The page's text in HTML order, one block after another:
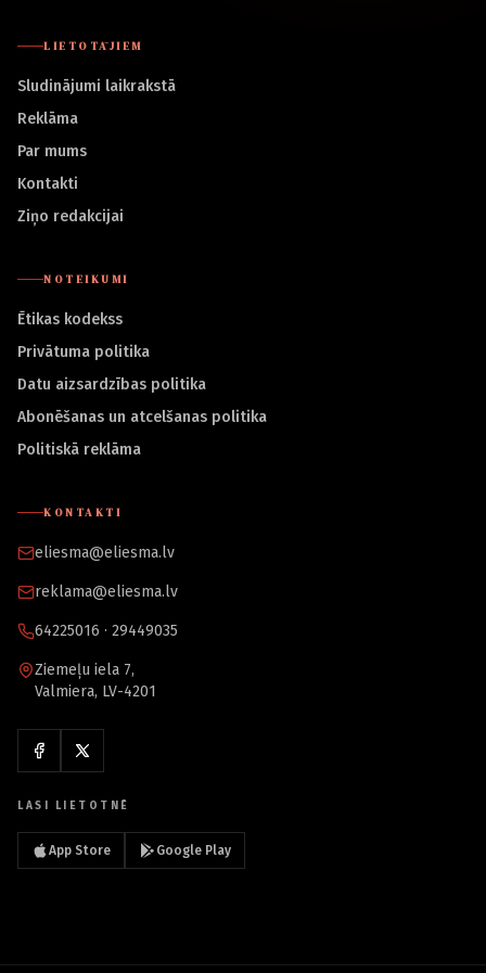
LIETOTĀJIEM
Sludinājumi laikrakstā
Reklāma
Par mums
Kontakti
Ziņo redakcijai
NOTEIKUMI
Ētikas kodekss
Privātuma politika
Datu aizsardzības politika
Abonēšanas un atcelšanas politika
Politiskā reklāma
KONTAKTI
eliesma@eliesma.lv
reklama@eliesma.lv
64225016 · 29449035
Ziemeļu iela 7,
Valmiera, LV-4201
LASI LIETOTNĒ
App Store Google Play